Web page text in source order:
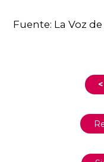
Fuente: La Voz
<